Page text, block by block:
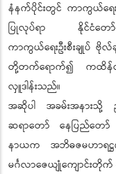
နံနက်ပိုင်းတွင် ကာကွယ်ရေးဦ
ပြုလုပ်ရာ နိုင်ငံတော်စီ
ကာကွယ်ရေးဦးစီးချုပ် ဗိုလ်
တို့တက်ရောက်၍ ကထိန်လ
လှူဒါန်းသည်။
အဆိုပါ အခမ်းအနားသို့ ဥ
ဆရာတော် နေပြည်တော်
နာယက အဘိဓဇမဟာရဋ္ဌဂု
မင်္ဂလာဇေယျုံကျောင်းတိုက်